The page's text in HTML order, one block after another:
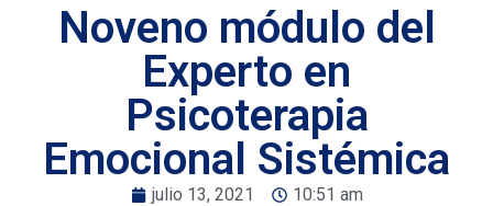
Noveno módulo del
Experto en
Psicoterapia
Emocional Sistémica
julio 13, 2021 10:51 am